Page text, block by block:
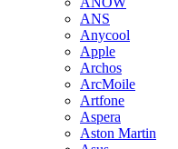
ANS
Anycool
Apple
Archos
ArcMoile
Artfone
Aspera
Aston Martin